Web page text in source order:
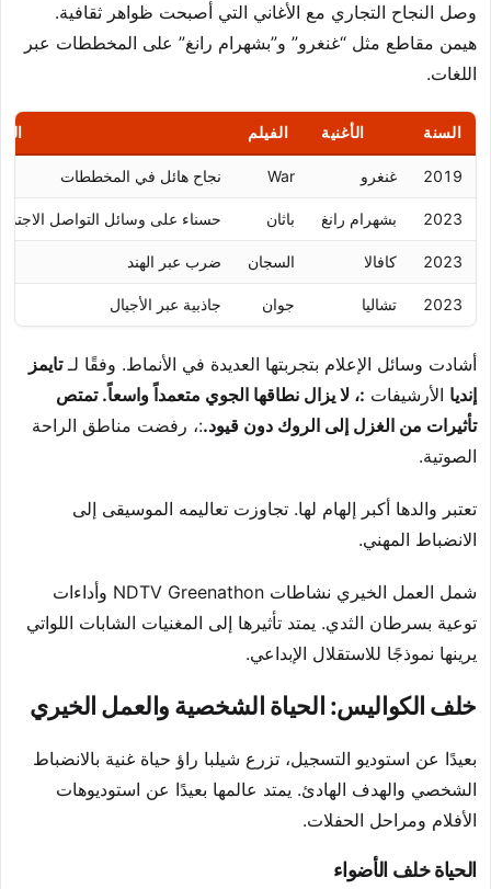
وصل النجاح التجاري مع الأغاني التي أصبحت ظواهر ثقافية.
هيمن مقاطع مثل “غنغرو” و”بشهرام رانغ” على المخططات عبر
اللغات.
السنة الأغنية الفيلم
2019 غنغرو War نجاح هائل في المخططات
2023 بشهرام رانغ باثان حسناء على وسائل التواصل
2023 كافالا السجان ضرب عبر الهند
2023 تشاليا جوان جاذبية عبر الأجيال
أشادت وسائل الإعلام بتجربتها العديدة في الأنماط. وفقًا لـتايمز
إنديا الأرشيفات :، لا يزال نطاقها الجوي متعمداً واسعاً. تمتص
تأثيرات من الغزل إلى الروك دون قيود.:، رفضت مناطق الراحة
الصوتية.
تعتبر والدها أكبر إلهام لها. تجاوزت تعاليمه الموسيقى إلى
الانضباط المهني.
شمل العمل الخيري نشاطات NDTV Greenathon وأداءات
توعية بسرطان الثدي. يمتد تأثيرها إلى المغنيات الشابات اللواتي
يرينها نموذجًا للاستقلال الإبداعي.
خلف الكواليس: الحياة الشخصية والعمل الخيري
بعيدًا عن استوديو التسجيل، تزرع شيلبا راؤ حياة غنية بالانضباط
الشخصي والهدف الهادئ. يمتد عالمها بعيدًا عن استوديوهات
الأفلام ومراحل الحفلات.
الحياة خلف الأضواء